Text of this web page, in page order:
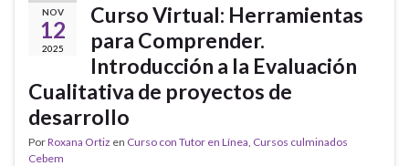
NOV
12
2025
Curso Virtual: Herramientas
para Comprender.
Introducción a la Evaluación
Cualitativa de proyectos de
desarrollo
PorRoxana Ortiz en Curso con Tutor en Línea Cursos culminados
Cebem